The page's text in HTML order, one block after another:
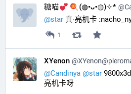
糖喵 (◍•ᴗ•◍)✧* @
@star 真·亮机卡
1
XYenon @
@Candinya @star
亮机卡呀